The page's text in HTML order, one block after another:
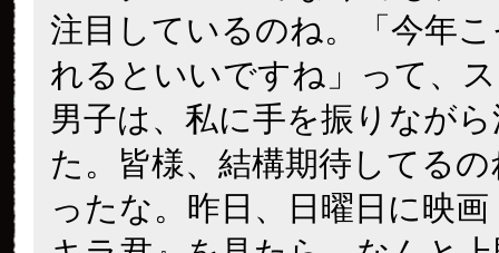
注目しているのね。「今年
れるといいですね」って、
男子は、私に手を振りなが
た。皆様、結構期待してる
ったな。昨日、日曜日に映